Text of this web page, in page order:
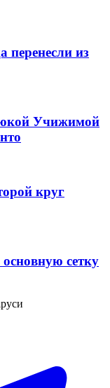
перенесли из
Учижимой
круг
сетку